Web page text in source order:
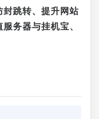
封跳转、提升网站
务器与挂机宝、